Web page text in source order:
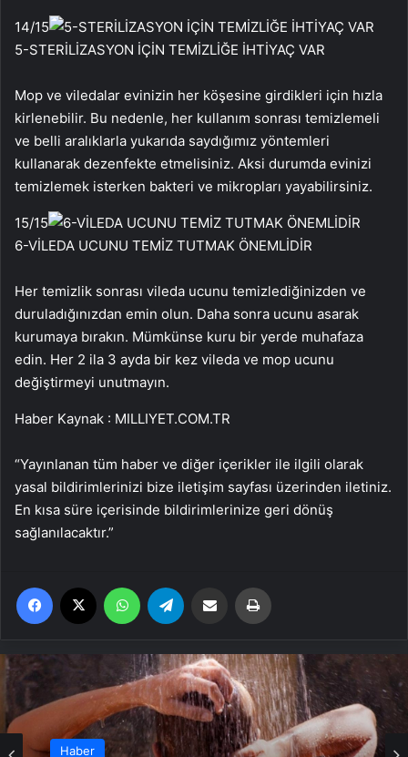
14/15
5-STERİLİZASYON İÇİN TEMİZLİĞE İHTİYAÇ VAR
Mop ve viledalar evinizin her köşesine girdikleri için hızla
kirlenebilir. Bu nedenle, her kullanım sonrası temizlemeli
ve belli aralıklarla yukarıda saydığımız yöntemleri
kullanarak dezenfekte etmelisiniz. Aksi durumda evinizi
temizlemek isterken bakteri ve mikropları yayabilirsiniz.
15/15
6-VİLEDA UCUNU TEMİZ TUTMAK ÖNEMLİDİR
Her temizlik sonrası vileda ucunu temizlediğinizden ve
duruladığınızdan emin olun. Daha sonra ucunu asarak
kurumaya bırakın. Mümkünse kuru bir yerde muhafaza
edin. Her 2 ila 3 ayda bir kez vileda ve mop ucunu
değiştirmeyi unutmayın.
Haber Kaynak : MILLIYET.COM.TR
“Yayınlanan tüm haber ve diğer içerikler ile ilgili olarak
yasal bildirimlerinizi bize iletişim sayfası üzerinden iletiniz.
En kısa süre içerisinde bildirimlerinize geri dönüş
sağlanılacaktır.”
Facebook WhatsApp Email'den paylaş
Haber